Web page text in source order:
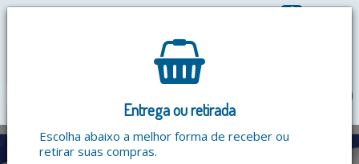
0
Entrega ou retirada
Escolha abaixo a melhor forma de receber ou
retirar suas compras.